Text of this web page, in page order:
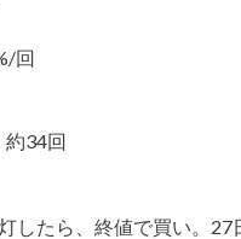
回
34回
したら、終値で買い。27